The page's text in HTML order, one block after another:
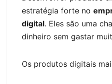
estratégia forte no
digital. Eles são uma
dinheiro sem gastar
Os produtos digitais